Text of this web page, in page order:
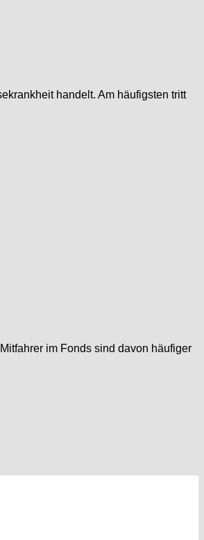
handelt. Am häufigsten tritt
im Fonds sind davon häufiger